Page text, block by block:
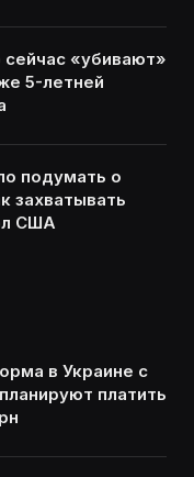
сейчас «убивают»
5-летней
подумать о
захватывать
США
в Украине с
платить